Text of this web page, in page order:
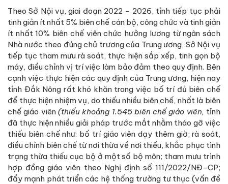
Theo Sở Nội vụ, giai đoạn 2022 - 2026, tỉnh tiếp tục phải
tinh giản ít nhất 5% biên chế cán bộ, công chức và tinh giản
ít nhất 10% biên chế viên chức hưởng lương từ ngân sách
Nhà nước theo đúng chủ trương của Trung ương, Sở Nội vụ
tiếp tục tham mưu rà soát, thực hiện sắp xếp, tinh gọn bộ
máy, điều chỉnh vị trí việc làm bảo đảm theo quy định. Bên
cạnh việc thực hiện các quy định của Trung ương, hiện nay
tỉnh Đắk Nông rất khó khăn trong việc bố trí đủ biên chế
để thực hiện nhiệm vụ, do thiếu nhiều biên chế, nhất là biên
chế giáo viên (thiếu khoảng 1.545 biên chế giáo viên, tỉnh
đã thực hiện nhiều giải pháp trước mắt nhằm tháo gỡ việc
thiếu biên chế như: bố trí giáo viên dạy thêm giờ; rà soát,
điều chỉnh biên chế từ nơi thừa về nơi thiếu, khắc phục tình
trạng thừa thiếu cục bộ ở một số bộ môn; tham mưu trình
hợp đồng giáo viên theo Nghị định số 111/2022/NĐ-CP;
đẩy mạnh phát triển các hệ thống trường tư thục (vấn đề